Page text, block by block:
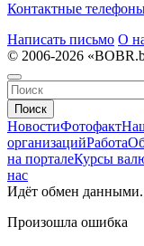
Контактные
Написать письмо О
© 2006-2026
Поиск
НовостиФотофакт
организацийРабота
на порталеКурсы
нас
Идёт обмен
Произошла ошибка